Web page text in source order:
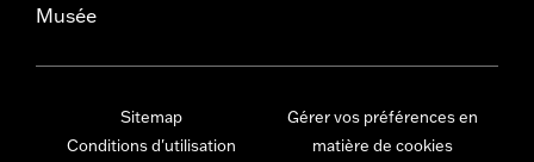
Musée
Sitemap
Conditions d'utilisation
Gérer vos préférences en
matière de cookies